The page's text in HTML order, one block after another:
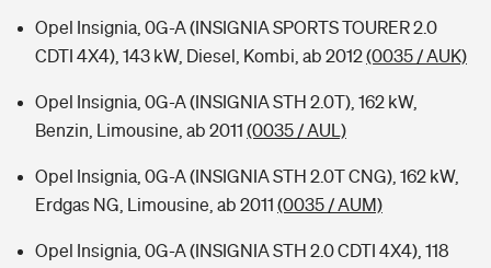
Opel Insignia, 0G-A (INSIGNIA SPORTS TOURER 2.0
CDTI 4X4), 143 kW, Diesel, Kombi, ab 2012(0035 / AUK)
Opel Insignia, 0G-A (INSIGNIA STH 2.0T), 162 kW,
Benzin, Limousine, ab 2011 (0035 / AUL)
Opel Insignia, 0G-A (INSIGNIA STH 2.0T CNG), 162 kW,
Erdgas NG, Limousine, ab 2011 (0035 / AUM)
Opel Insignia, 0G-A (INSIGNIA STH 2.0 CDTI 4X4), 118